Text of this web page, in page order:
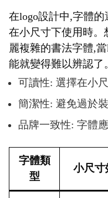
在logo設計中,字體
在小尺寸下使用時
麗複雜的書法字體,
能就變得難以辨認了
可讀性: 選擇在小
簡潔性: 避免過於
品牌一致性: 字體
字體類
型
小尺寸